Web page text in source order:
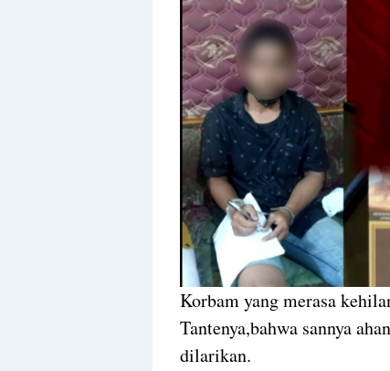
Korbam yang merasa
Tantenya,bahwa sannya
dilarikan.